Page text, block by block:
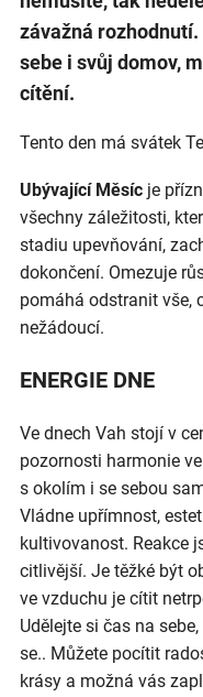
závažná
sebe i svůj domov,
cítění.
Tento den má svátek
Ubývající Měsíc je
všechny záležitosti,
stadiu upevňování,
dokončení. Omezuje
pomáhá odstranit vše,
nežádoucí.
ENERGIE DNE
Ve dnech Vah stojí v
pozornosti harmonie
s okolím i se sebou
Vládne upřímnost,
kultivovanost. Reakce
citlivější. Je těžké být
ve vzduchu je cítit
Udělejte si čas na
se.. Můžete pocítit
krásy a možná vás